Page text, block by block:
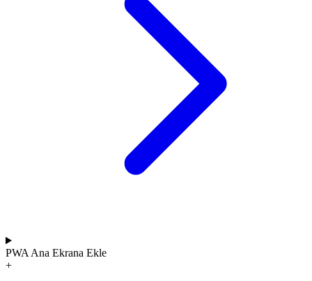
PWA Ana Ekrana Ekle
+